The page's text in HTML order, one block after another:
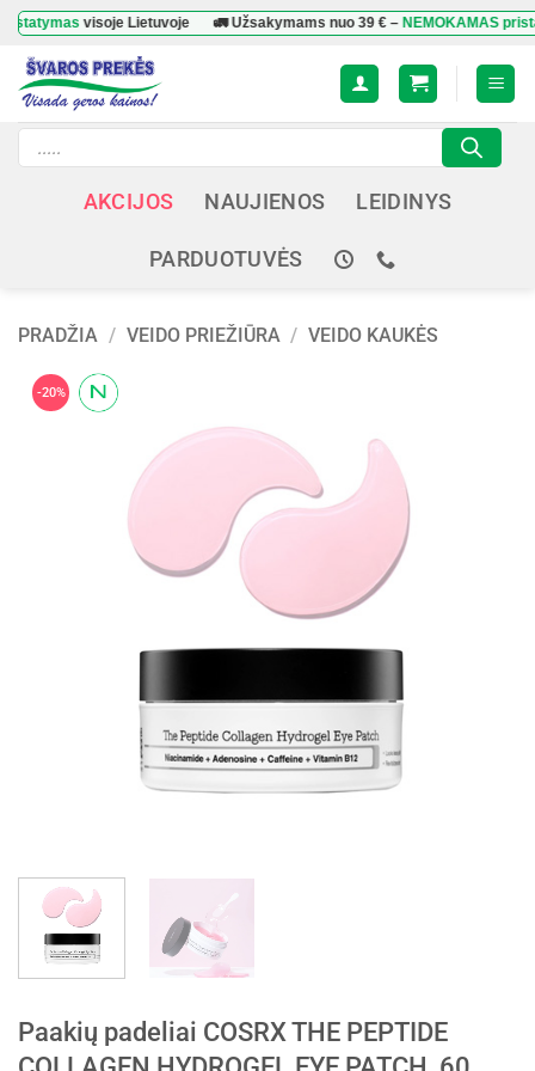
Skip
content
visoje Lietuvoje 🚛 Užsakymams nuo39 €– NEMOKAMAS
Products
search
AKCIJOS NAUJIENOS LEIDINYS
PARDUOTUVĖS
PRADŽIA / VEIDO PRIEŽIŪRA / VEIDO KAUKĖS
-20%
Paakių padeliai COSRX THE PEPTIDE